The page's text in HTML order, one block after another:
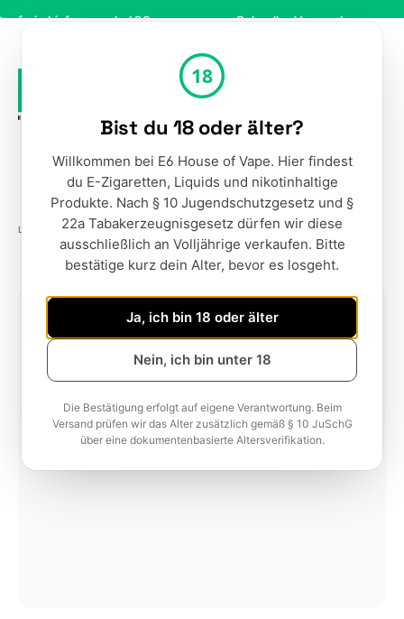
Zum Hauptinhalt springen
Lieferung ab 49€ Schneller Versand
Werkzeugleiste anzeigen
Du hast 0
LIQUIDS NIKOTINSALZ LIQUIDS INTENSE
Bildergalerie überspringen
18
Bist du 18 oder älter?
Willkommen bei E6 House of Vape. Hier findest
du E-Zigaretten, Liquids und nikotinhaltige
Produkte. Nach § 10 Jugendschutzgesetz und §
22a Tabakerzeugnisgesetz dürfen wir diese
ausschließlich an Volljährige verkaufen. Bitte
bestätige kurz dein Alter, bevor es losgeht.
Ja, ich bin 18 oder älter
Nein, ich bin unter 18
Die Bestätigung erfolgt auf eigene Verantwortung. Beim
Versand prüfen wir das Alter zusätzlich gemäß § 10 JuSchG
über eine dokumentenbasierte Altersverifikation.